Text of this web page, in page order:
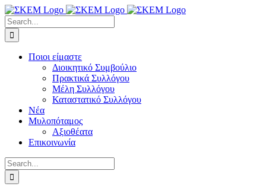
Skip
to
content
Search
for:
Ποιοι είμαστε
Διοικητικό Συμβούλιο
Πρακτικά Συλλόγου
Μέλη Συλλόγου
Καταστατικό Συλλόγου
Νέα
Μυλοπόταμος
Αξιοθέατα
Επικοινωνία
Search
for: